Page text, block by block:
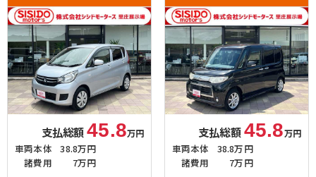
支払総額45.8万円
車両本体
38.8万円
諸費用
7万円
支払総額45.8万円
車両本体
38.8万円
諸費用
7万円